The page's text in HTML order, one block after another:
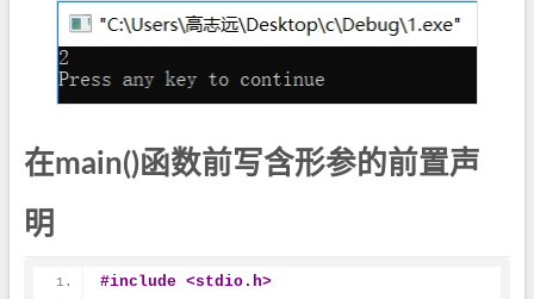
在main()函数前写含形参的前置声
明
#include <stdio.h>